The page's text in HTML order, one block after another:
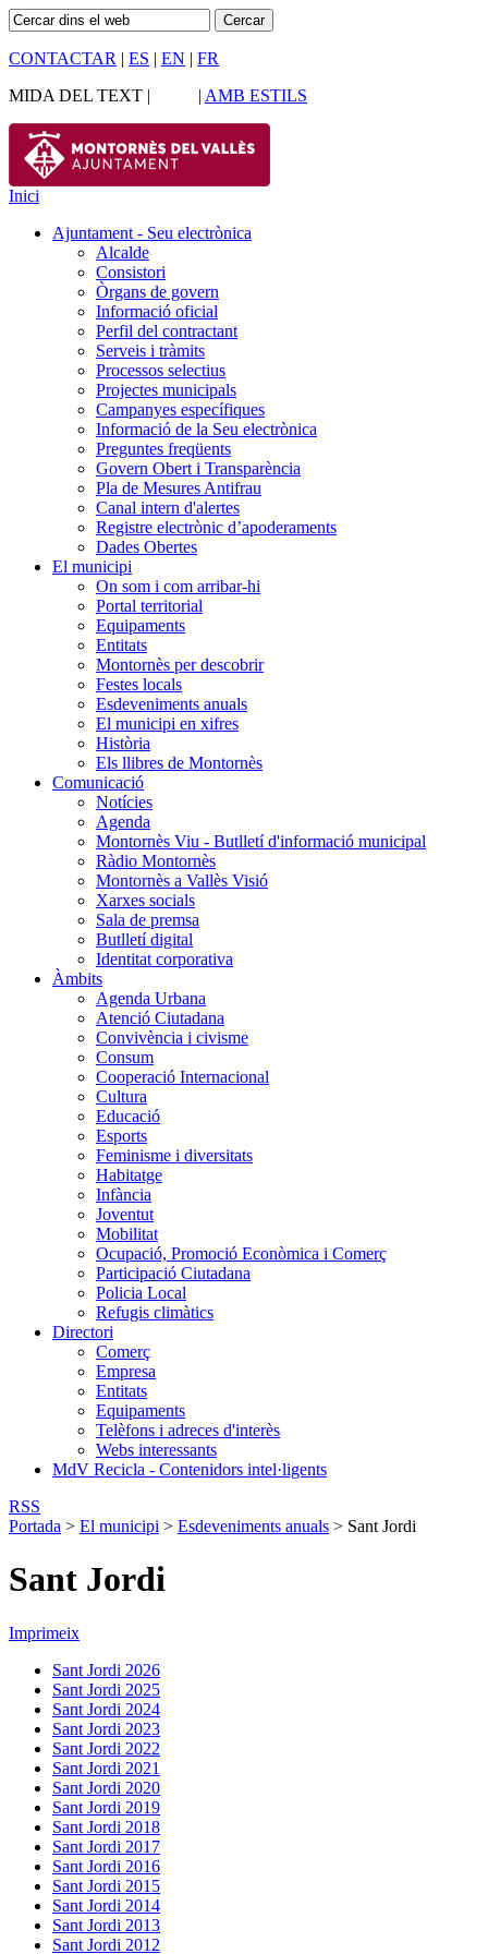
CONTACTAR | ES | EN | FR
MIDA DEL TEXT |
| AMB ESTILS
Inici
Ajuntament - Seu electrònica
Alcalde
Consistori
Òrgans de govern
Informació oficial
Perfil del contractant
Serveis i tràmits
Processos selectius
Projectes municipals
Campanyes específiques
Informació de la Seu electrònica
Preguntes freqüents
Govern Obert i Transparència
Pla de Mesures Antifrau
Canal intern d'alertes
Registre electrònic d’apoderaments
Dades Obertes
El municipi
On som i com arribar-hi
Portal territorial
Equipaments
Entitats
Montornès per descobrir
Festes locals
Esdeveniments anuals
El municipi en xifres
Història
Els llibres de Montornès
Comunicació
Notícies
Agenda
Montornès Viu - Butlletí d'informació municipal
Ràdio Montornès
Montornès a Vallès Visió
Xarxes socials
Sala de premsa
Butlletí digital
Identitat corporativa
Àmbits
Agenda Urbana
Atenció Ciutadana
Convivència i civisme
Consum
Cooperació Internacional
Cultura
Educació
Esports
Feminisme i diversitats
Habitatge
Infància
Joventut
Mobilitat
Ocupació, Promoció Econòmica i Comerç
Participació Ciutadana
Policia Local
Refugis climàtics
Directori
Comerç
Empresa
Entitats
Equipaments
Telèfons i adreces d'interès
Webs interessants
MdV Recicla - Contenidors intel·ligents
RSS
Portada > El municipi > Esdeveniments anuals > Sant Jordi
Sant Jordi
Imprimeix
Sant Jordi 2026
Sant Jordi 2025
Sant Jordi 2024
Sant Jordi 2023
Sant Jordi 2022
Sant Jordi 2021
Sant Jordi 2020
Sant Jordi 2019
Sant Jordi 2018
Sant Jordi 2017
Sant Jordi 2016
Sant Jordi 2015
Sant Jordi 2014
Sant Jordi 2013
Sant Jordi 2012